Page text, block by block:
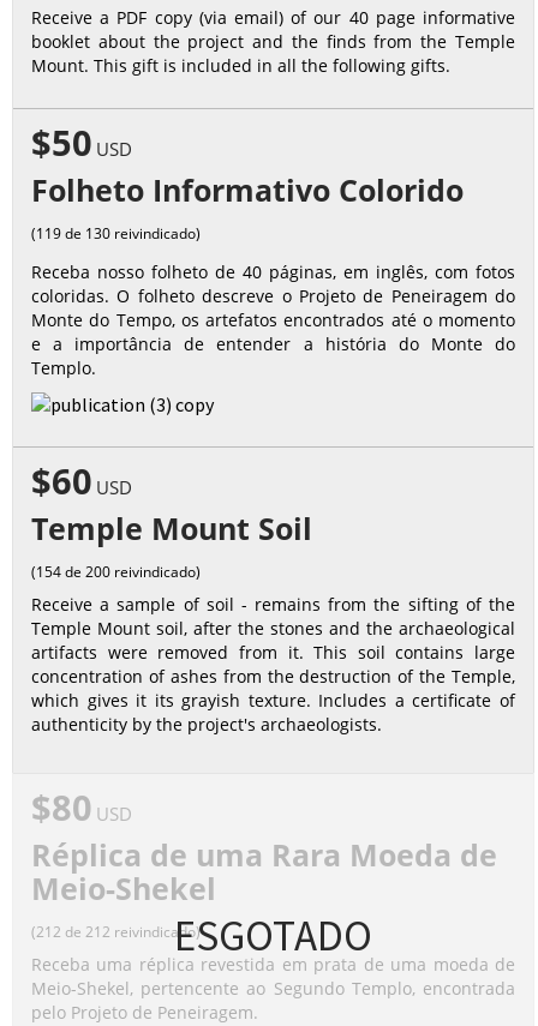
Receive a PDF copy (via email) of our 40 page informative
booklet about the project and the finds from the Temple
Mount. This gift is included in all the following gifts.
$50 USD
Folheto Informativo Colorido
(119 de 130 reivindicado)
Receba nosso folheto de 40 páginas, em inglês, com fotos
coloridas. O folheto descreve o Projeto de Peneiragem do
Monte do Tempo, os artefatos encontrados até o momento
e a importância de entender a história do Monte do
Templo.
$60 USD
Temple Mount Soil
(154 de 200 reivindicado)
Receive a sample of soil - remains from the sifting of the
Temple Mount soil, after the stones and the archaeological
artifacts were removed from it. This soil contains large
concentration of ashes from the destruction of the Temple,
which gives it its grayish texture. Includes a certificate of
authenticity by the project's archaeologists.
ESGOTADO
$80 USD
Réplica de uma Rara Moeda de
Meio-Shekel
(212 de 212 reivindicado)
Receba uma réplica revestida em prata de uma moeda de
Meio-Shekel, pertencente ao Segundo Templo, encontrada
pelo Projeto de Peneiragem.